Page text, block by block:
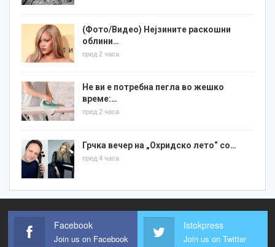
(Фото/Видео) Нејзините раскошни
облини…
пред 2 часа
Не ви е потребна пегла во жешко
време:…
пред 2 часа
Грчка вечер на „Охридско лето“ со…
пред 4 часа
Facebook
Join us on Facebook
Istokpress
Join us on Twitter